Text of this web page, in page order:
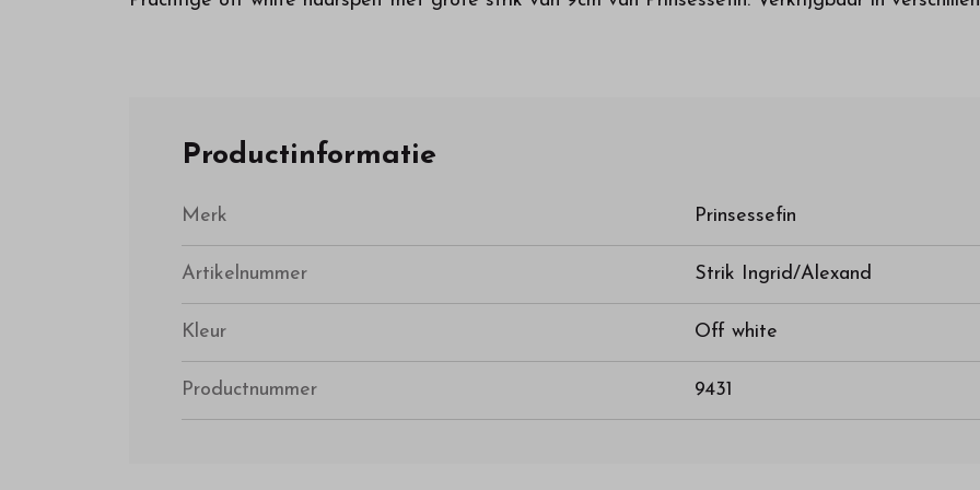
Productinformatie
Merk Prinsessefin
Artikelnummer Strik Ingrid/Alexand
Kleur Off white
Productnummer 9431